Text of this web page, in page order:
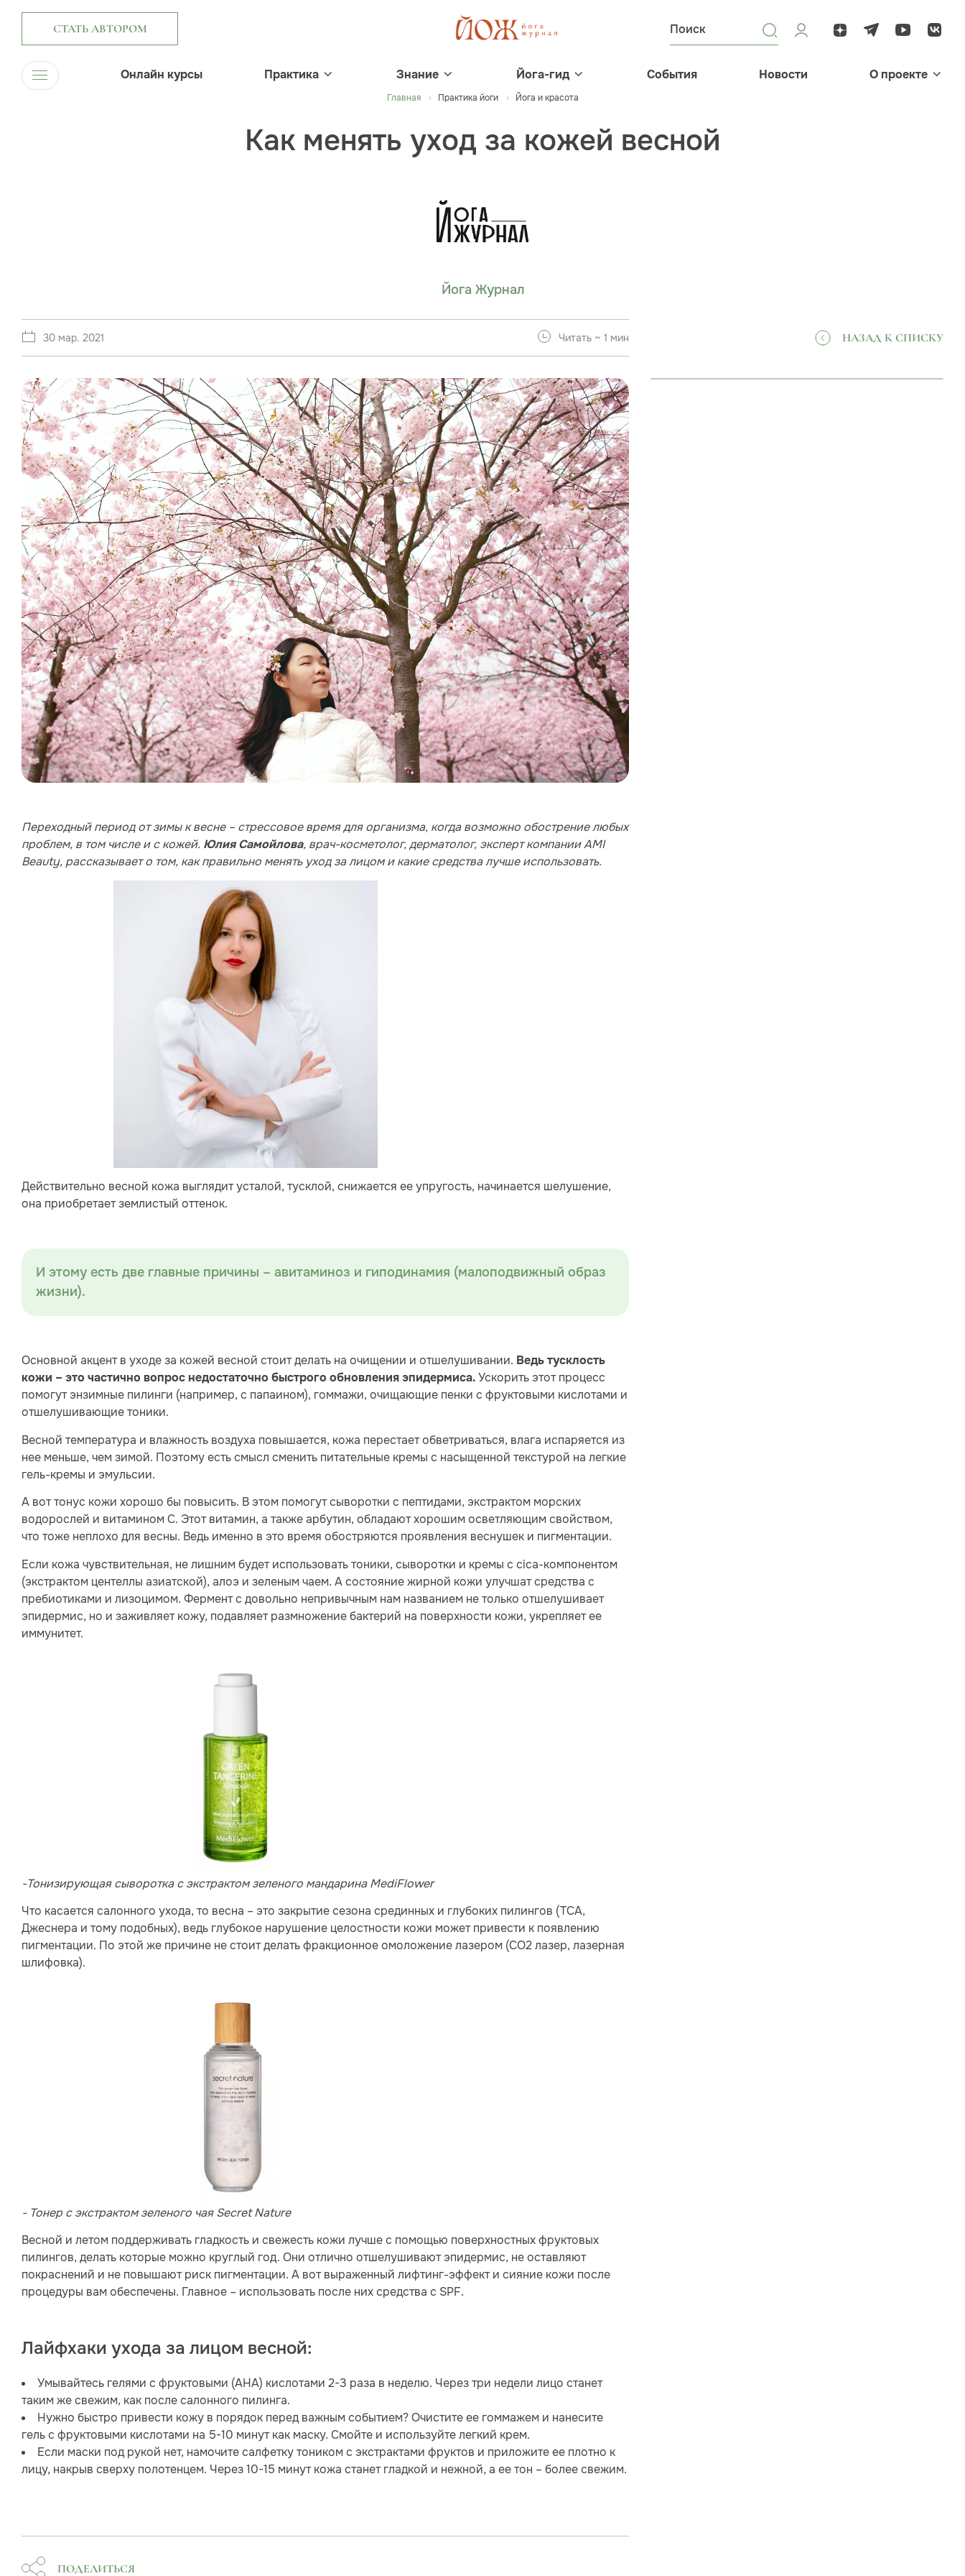
СТАТЬ АВТОРОМ
Онлайн курсы Практика Знание Йога-гид События Новости О проекте
Главная Практика йоги Йога и красота
Как менять уход за кожей весной
Йога Журнал
30 мар. 2021 Читать ~ 1 мин НАЗАД К СПИСКУ
Переходный период от зимы к весне – стрессовое время для организма, когда возможно обострение любых
проблем, в том числе и с кожей. Юлия Самойлова, врач-косметолог, дерматолог, эксперт компании AMI
Beauty, рассказывает о том, как правильно менять уход за лицом и какие средства лучше использовать.
Действительно весной кожа выглядит усталой, тусклой, снижается ее упругость, начинается шелушение,
она приобретает землистый оттенок.
И этому есть две главные причины – авитаминоз и гиподинамия (малоподвижный образ
жизни).
Основной акцент в уходе за кожей весной стоит делать на очищении и отшелушивании. Ведь тусклость
кожи – это частично вопрос недостаточно быстрого обновления эпидермиса. Ускорить этот процесс
помогут энзимные пилинги (например, с папаином), гоммажи, очищающие пенки с фруктовыми кислотами и
отшелушивающие тоники.
Весной температура и влажность воздуха повышается, кожа перестает обветриваться, влага испаряется из
нее меньше, чем зимой. Поэтому есть смысл сменить питательные кремы с насыщенной текстурой на легкие
гель-кремы и эмульсии.
А вот тонус кожи хорошо бы повысить. В этом помогут сыворотки с пептидами, экстрактом морских
водорослей и витамином С. Этот витамин, а также арбутин, обладают хорошим осветляющим свойством,
что тоже неплохо для весны. Ведь именно в это время обостряются проявления веснушек и пигментации.
Если кожа чувствительная, не лишним будет использовать тоники, сыворотки и кремы с сica-компонентом
(экстрактом центеллы азиатской), алоэ и зеленым чаем. А состояние жирной кожи улучшат средства с
пребиотиками и лизоцимом. Фермент с довольно непривычным нам названием не только отшелушивает
эпидермис, но и заживляет кожу, подавляет размножение бактерий на поверхности кожи, укрепляет ее
иммунитет.
-Тонизирующая сыворотка с экстрактом зеленого мандарина MediFlower
Что касается салонного ухода, то весна – это закрытие сезона срединных и глубоких пилингов (ТСА,
Джеснера и тому подобных), ведь глубокое нарушение целостности кожи может привести к появлению
пигментации. По этой же причине не стоит делать фракционное омоложение лазером (СО2 лазер, лазерная
шлифовка).
- Тонер с экстрактом зеленого чая Secret Nature
Весной и летом поддерживать гладкость и свежесть кожи лучше с помощью поверхностных фруктовых
пилингов, делать которые можно круглый год. Они отлично отшелушивают эпидермис, не оставляют
покраснений и не повышают риск пигментации. А вот выраженный лифтинг-эффект и сияние кожи после
процедуры вам обеспечены. Главное – использовать после них средства с SPF.
Лайфхаки ухода за лицом весной:
Умывайтесь гелями с фруктовыми (AHA) кислотами 2-3 раза в неделю. Через три недели лицо станет
таким же свежим, как после салонного пилинга.
Нужно быстро привести кожу в порядок перед важным событием? Очистите ее гоммажем и нанесите
гель с фруктовыми кислотами на 5-10 минут как маску. Смойте и используйте легкий крем.
Если маски под рукой нет, намочите салфетку тоником с экстрактами фруктов и приложите ее плотно к
лицу, накрыв сверху полотенцем. Через 10-15 минут кожа станет гладкой и нежной, а ее тон – более свежим.
ПОДЕЛИТЬСЯ